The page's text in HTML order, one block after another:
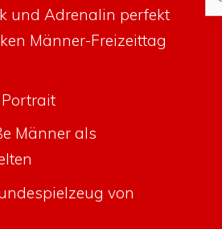
und Adrenalin perfekt
Männer-Freizeittag
Männer als
von